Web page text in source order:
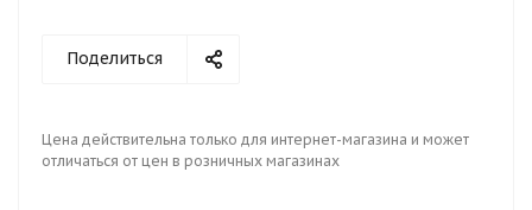
Поделиться
Цена действительна только для интернет-магазина и может
отличаться от цен в розничных магазинах